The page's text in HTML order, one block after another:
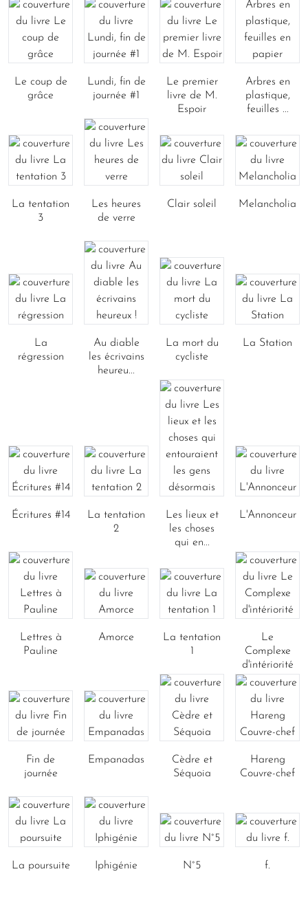
Le coup de
grâce
Lundi, fin de
journée #1
Le premier
livre de M.
Espoir
Arbres en
plastique,
feuilles ...
La tentation
3
Les heures
de verre
Clair soleil Melancholia
La
régression
Au diable
les écrivains
heureu...
La mort du
cycliste
La Station
Écritures #14
La tentation
2
Les lieux et
les choses
qui en...
L'Annonceur
Lettres à
Pauline
Amorce
La tentation
1
Le
Complexe
d'intériorité
Fin de
journée
Empanadas
Cèdre et
Séquoia
Hareng
Couvre-chef
La poursuite Iphigénie N°5 f.